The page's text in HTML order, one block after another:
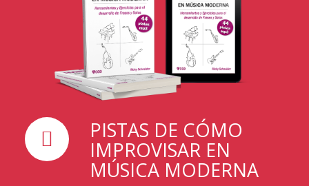
PISTAS DE CÓMO
IMPROVISAR EN
MÚSICA MODERNA